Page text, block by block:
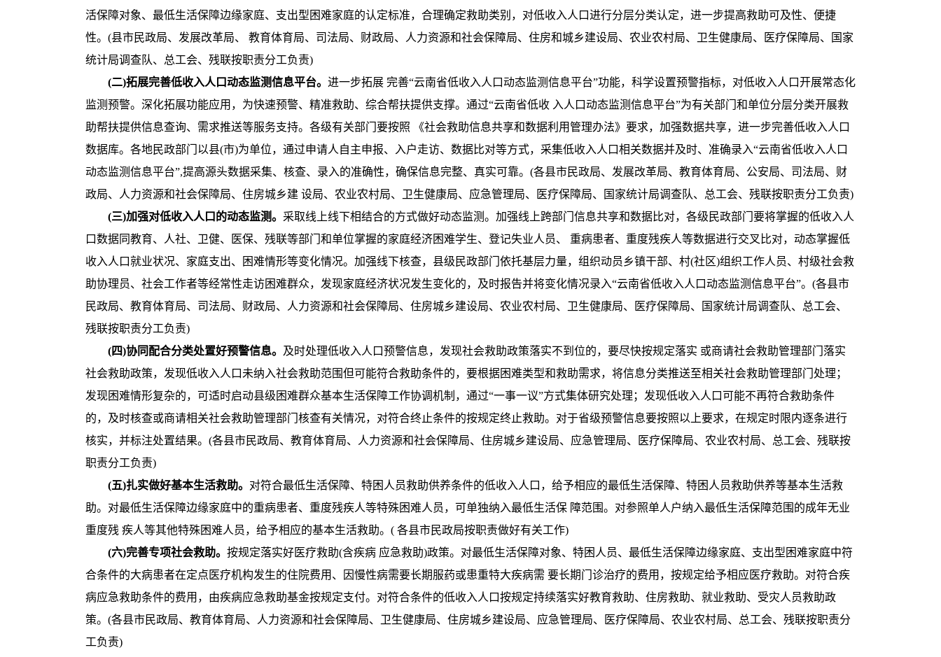
活保障对象、最低生活保障边缘家庭、支出型困难家庭的认定标准，合理确定救助类别，对低收入人口进行分层分类认定，进一步提高救助可及性、便捷
性。(县市民政局、发展改革局、 教育体育局、司法局、财政局、人力资源和社会保障局、住房和城乡建设局、农业农村局、卫生健康局、医疗保障局、国家
统计局调查队、总工会、残联按职责分工负责)
(二)拓展完善低收入人口动态监测信息平台。 进一步拓展 完善“云南省低收入人口动态监测信息平台”功能，科学设置预警指标，对低收入人口开展常态化
监测预警。深化拓展功能应用，为快速预警、精准救助、综合帮扶提供支撑。通过“云南省低收 入人口动态监测信息平台”为有关部门和单位分层分类开展救
助帮扶提供信息查询、需求推送等服务支持。各级有关部门要按照 《社会救助信息共享和数据利用管理办法》要求，加强数据共享，进一步完善低收入人口
数据库。各地民政部门以县(市)为单位，通过申请人自主申报、入户走访、数据比对等方式，采集低收入人口相关数据并及时、准确录入“云南省低收入人口
动态监测信息平台”,提高源头数据采集、核查、录入的准确性，确保信息完整、真实可靠。(各县市民政局、发展改革局、教育体育局、公安局、司法局、财
政局、人力资源和社会保障局、住房城乡建 设局、农业农村局、卫生健康局、应急管理局、医疗保障局、国家统计局调查队、总工会、残联按职责分工负责)
(三)加强对低收入人口的动态监测。 采取线上线下相结合的方式做好动态监测。加强线上跨部门信息共享和数据比对，各级民政部门要将掌握的低收入人
口数据同教育、人社、卫健、医保、残联等部门和单位掌握的家庭经济困难学生、登记失业人员、 重病患者、重度残疾人等数据进行交叉比对，动态掌握低
收入人口就业状况、家庭支出、困难情形等变化情况。加强线下核查，县级民政部门依托基层力量，组织动员乡镇干部、村(社区)组织工作人员、村级社会救
助协理员、社会工作者等经常性走访困难群众，发现家庭经济状况发生变化的，及时报告并将变化情况录入“云南省低收入人口动态监测信息平台”。(各县市
民政局、教育体育局、司法局、财政局、人力资源和社会保障局、住房城乡建设局、农业农村局、卫生健康局、医疗保障局、国家统计局调查队、总工会、
残联按职责分工负责)
(四)协同配合分类处置好预警信息。 及时处理低收入人口预警信息，发现社会救助政策落实不到位的，要尽快按规定落实 或商请社会救助管理部门落实
社会救助政策，发现低收入人口未纳入社会救助范围但可能符合救助条件的，要根据困难类型和救助需求，将信息分类推送至相关社会救助管理部门处理；
发现困难情形复杂的，可适时启动县级困难群众基本生活保障工作协调机制，通过“一事一议”方式集体研究处理；发现低收入人口可能不再符合救助条件
的，及时核查或商请相关社会救助管理部门核查有关情况，对符合终止条件的按规定终止救助。对于省级预警信息要按照以上要求，在规定时限内逐条进行
核实，并标注处置结果。(各县市民政局、教育体育局、人力资源和社会保障局、住房城乡建设局、应急管理局、医疗保障局、农业农村局、总工会、残联按
职责分工负责)
(五)扎实做好基本生活救助。 对符合最低生活保障、特困人员救助供养条件的低收入人口，给予相应的最低生活保障、特困人员救助供养等基本生活救
助。对最低生活保障边缘家庭中的重病患者、重度残疾人等特殊困难人员，可单独纳入最低生活保 障范围。对参照单人户纳入最低生活保障范围的成年无业
重度残 疾人等其他特殊困难人员，给予相应的基本生活救助。( 各县市民政局按职责做好有关工作)
(六)完善专项社会救助。 按规定落实好医疗救助(含疾病 应急救助)政策。对最低生活保障对象、特困人员、最低生活保障边缘家庭、支出型困难家庭中符
合条件的大病患者在定点医疗机构发生的住院费用、因慢性病需要长期服药或患重特大疾病需 要长期门诊治疗的费用，按规定给予相应医疗救助。对符合疾
病应急救助条件的费用，由疾病应急救助基金按规定支付。对符合条件的低收入人口按规定持续落实好教育救助、住房救助、就业救助、受灾人员救助政
策。(各县市民政局、教育体育局、人力资源和社会保障局、卫生健康局、住房城乡建设局、应急管理局、医疗保障局、农业农村局、总工会、残联按职责分
工负责)